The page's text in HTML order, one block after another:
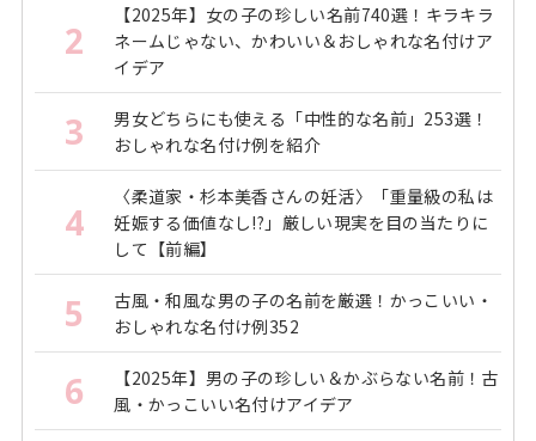
2
【2025年】女の子の珍しい名前740選！キラキラ
ネームじゃない、かわいい＆おしゃれな名付けア
イデア
3
男女どちらにも使える「中性的な名前」253選！
おしゃれな名付け例を紹介
4
〈柔道家・杉本美香さんの妊活〉「重量級の私は
妊娠する価値なし!?」厳しい現実を目の当たりに
して【前編】
5
古風・和風な男の子の名前を厳選！かっこいい・
おしゃれな名付け例352
6
【2025年】男の子の珍しい＆かぶらない名前！古
風・かっこいい名付けアイデア